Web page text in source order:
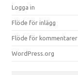
Logga in
Flöde för inlägg
Flöde för kommentarer
WordPress.org